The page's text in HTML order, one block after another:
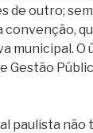
de outro;
convenção,
municipal. O
Gestão
paulista não